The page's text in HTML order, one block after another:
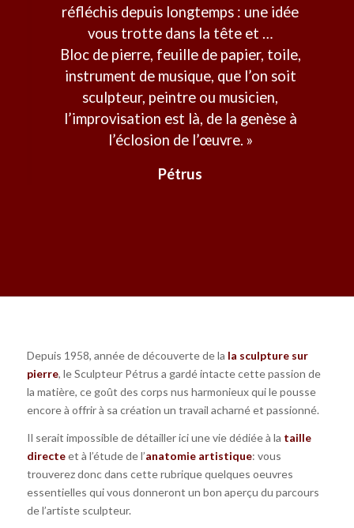
réfléchis depuis longtemps : une idée
vous trotte dans la tête et …
Bloc de pierre, feuille de papier, toile,
instrument de musique, que l’on soit
sculpteur, peintre ou musicien,
l’improvisation est là, de la genèse à
l’éclosion de l’œuvre. »
Pétrus
Depuis 1958, année de découverte de la la sculpture sur
pierre, le Sculpteur Pétrus a gardé intacte cette passion de
la matière, ce goût des corps nus harmonieux qui le pousse
encore à offrir à sa création un travail acharné et passionné.
Il serait impossible de détailler ici une vie dédiée à la taille
directeet à l’étude de l’anatomie artistique: vous
trouverez donc dans cette rubrique quelques oeuvres
essentielles qui vous donneront un bon aperçu du parcours
de l’artiste sculpteur.